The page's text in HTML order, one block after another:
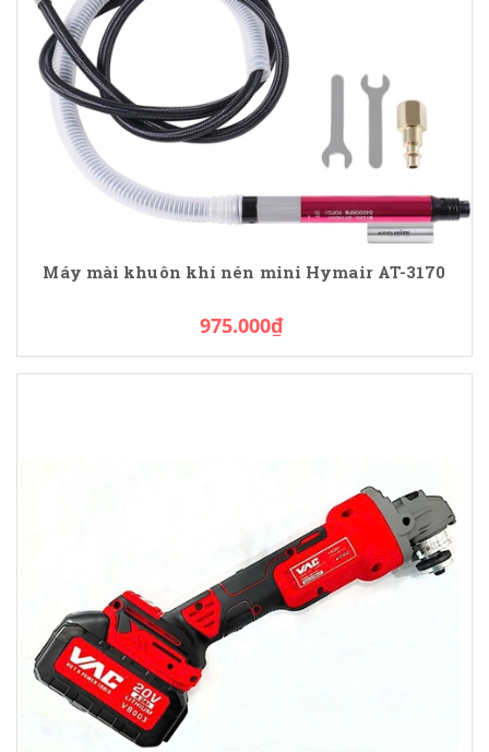
Máy mài khuôn khí nén mini Hymair AT-3170
975.000₫